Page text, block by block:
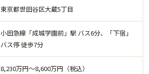
東京都世田谷区大蔵5丁目
小田急線「成城学園前」駅 バス6分、「下宿」
バス停 徒歩7分
8,230万円〜8,600万円（税込）